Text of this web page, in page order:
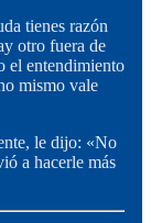
tienes razón
otro fuera de
el entendimiento
mismo vale
le dijo: «No
a hacerle más